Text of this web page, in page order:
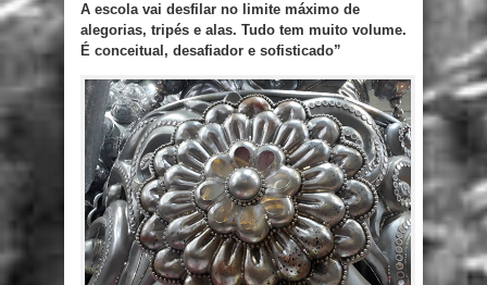
A escola vai desfilar no limite máximo de
alegorias, tripés e alas. Tudo tem muito volume.
É conceitual, desafiador e sofisticado”